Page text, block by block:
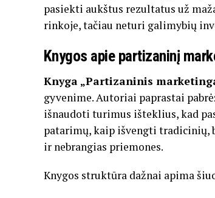
pasiekti aukštus rezultatus už
rinkoje, tačiau neturi galimybių
Knygos apie partizaninį
Knyga „Partizaninis
gyvenime. Autoriai paprastai
išnaudoti turimus išteklius, kad
patarimų, kaip išvengti
ir nebrangias priemones.
Knygos struktūra dažnai apima